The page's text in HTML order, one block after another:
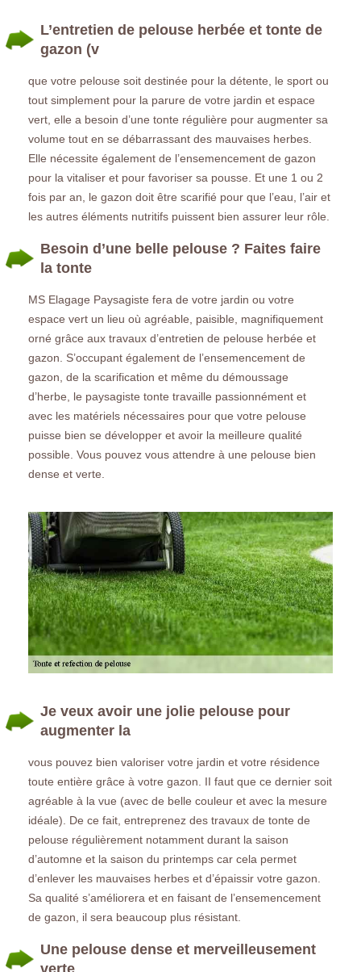
L’entretien de pelouse herbée et tonte de
gazon (v
que votre pelouse soit destinée pour la détente, le sport ou
tout simplement pour la parure de votre jardin et espace
vert, elle a besoin d’une tonte régulière pour augmenter sa
volume tout en se débarrassant des mauvaises herbes.
Elle nécessite également de l’ensemencement de gazon
pour la vitaliser et pour favoriser sa pousse. Et une 1 ou 2
fois par an, le gazon doit être scarifié pour que l’eau, l’air et
les autres éléments nutritifs puissent bien assurer leur rôle.
Besoin d’une belle pelouse ? Faites faire
la tonte
MS Elagage Paysagiste fera de votre jardin ou votre
espace vert un lieu où agréable, paisible, magnifiquement
orné grâce aux travaux d’entretien de pelouse herbée et
gazon. S’occupant également de l’ensemencement de
gazon, de la scarification et même du démoussage
d’herbe, le paysagiste tonte travaille passionnément et
avec les matériels nécessaires pour que votre pelouse
puisse bien se développer et avoir la meilleure qualité
possible. Vous pouvez vous attendre à une pelouse bien
dense et verte.
Je veux avoir une jolie pelouse pour
augmenter la
vous pouvez bien valoriser votre jardin et votre résidence
toute entière grâce à votre gazon. II faut que ce dernier soit
agréable à la vue (avec de belle couleur et avec la mesure
idéale). De ce fait, entreprenez des travaux de tonte de
pelouse régulièrement notamment durant la saison
d’automne et la saison du printemps car cela permet
d’enlever les mauvaises herbes et d’épaissir votre gazon.
Sa qualité s’améliorera et en faisant de l’ensemencement
de gazon, il sera beaucoup plus résistant.
Une pelouse dense et merveilleusement
verte